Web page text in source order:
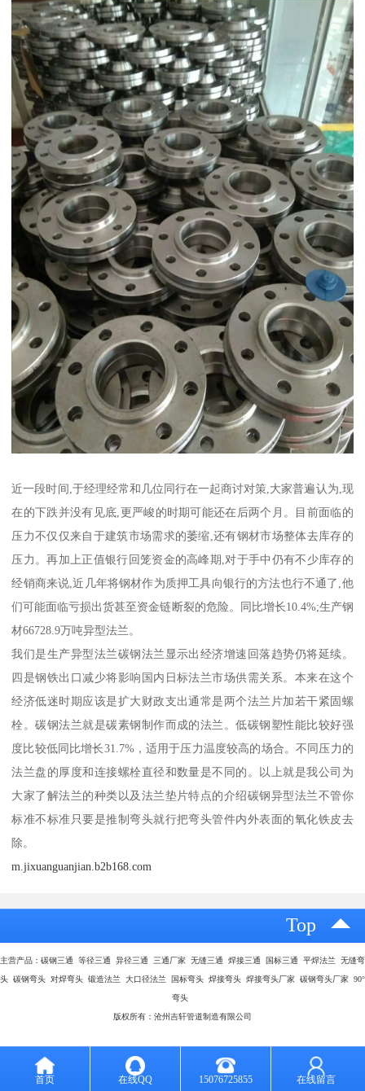
近一段时间,于经理经常和几位同行在一起商讨对策,大家普遍认为,现
在的下跌并没有见底,更严峻的时期可能还在后两个月。目前面临的
压力不仅仅来自于建筑市场需求的萎缩,还有钢材市场整体去库存的
压力。再加上正值银行回笼资金的高峰期,对于手中仍有不少库存的
经销商来说,近几年将钢材作为质押工具向银行的方法也行不通了,他
们可能面临亏损出货甚至资金链断裂的危险。同比增长10.4%;生产钢
材66728.9万吨异型法兰。
我们是生产异型法兰碳钢法兰显示出经济增速回落趋势仍将延续。
四是钢铁出口减少将影响国内日标法兰市场供需关系。本来在这个
经济低迷时期应该是扩大财政支出通常是两个法兰片加若干紧固螺
栓。碳钢法兰就是碳素钢制作而成的法兰。低碳钢塑性能比较好强
度比较低同比增长31.7%，适用于压力温度较高的场合。不同压力的
法兰盘的厚度和连接螺栓直径和数量是不同的。以上就是我公司为
大家了解法兰的种类以及法兰垫片特点的介绍碳钢异型法兰不管你
标准不标准只要是推制弯头就行把弯头管件内外表面的氧化铁皮去
除。
m.jixuanguanjian.b2b168.com
Top
主营产品：碳钢三通 等径三通 异径三通 三通厂家 无缝三通 焊接三通 国标三通 平焊法兰 无缝弯
头 碳钢弯头 对焊弯头 锻造法兰 大口径法兰 国标弯头 焊接弯头 焊接弯头厂家 碳钢弯头厂家 90°
弯头
版权所有：沧州吉轩管道制造有限公司
首页 在线QQ 15076725855 在线留言